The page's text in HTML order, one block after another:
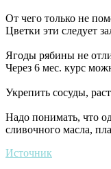
От чего только не
Цветки эти следует
Ягоды рябины не
Через 6 мес. курс
Укрепить сосуды,
Надо понимать, что
сливочного масла,
Источник